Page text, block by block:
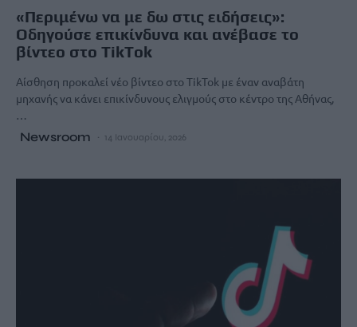
«Περιμένω να με δω στις ειδήσεις»:
Οδηγούσε επικίνδυνα και ανέβασε το
βίντεο στο TikTok
Αίσθηση προκαλεί νέο βίντεο στο TikTok με έναν αναβάτη
μηχανής να κάνει επικίνδυνους ελιγμούς στο κέντρο της Αθήνας,
…
Newsroom 14 Ιανουαρίου, 2026